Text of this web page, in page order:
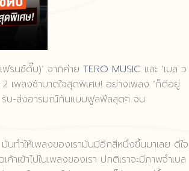
รนช์ดั๊บ)’ จากค่าย TERO MUSIC และ ‘เบล ว
เพลงช้าบาดใจสุดพิเศษ! อย่างเพลง ‘ก็ดีอยู่
รับ-ส่งอารมณ์กันแบบฟูลฟีลสุดๆ จน
ทำให้เพลงของเรามันมีอีกสีหนึ่งขึ้นมาเลย ดีใจ
ข้าไปในเพลงของเรา ปกติเราจะมีภาพจำเบล